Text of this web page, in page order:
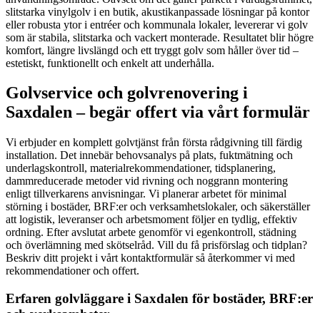
slitstarka vinylgolv i en butik, akustikanpassade lösningar på kontor
eller robusta ytor i entréer och kommunala lokaler, levererar vi golv
som är stabila, slitstarka och vackert monterade. Resultatet blir högre
komfort, längre livslängd och ett tryggt golv som håller över tid –
estetiskt, funktionellt och enkelt att underhålla.
Golvservice och golvrenovering i
Saxdalen – begär offert via vårt formulär
Vi erbjuder en komplett golvtjänst från första rådgivning till färdig
installation. Det innebär behovsanalys på plats, fuktmätning och
underlagskontroll, materialrekommendationer, tidsplanering,
dammreducerade metoder vid rivning och noggrann montering
enligt tillverkarens anvisningar. Vi planerar arbetet för minimal
störning i bostäder, BRF:er och verksamhetslokaler, och säkerställer
att logistik, leveranser och arbetsmoment följer en tydlig, effektiv
ordning. Efter avslutat arbete genomför vi egenkontroll, städning
och överlämning med skötselråd. Vill du få prisförslag och tidplan?
Beskriv ditt projekt i vårt kontaktformulär så återkommer vi med
rekommendationer och offert.
Erfaren golvläggare i Saxdalen för bostäder, BRF:er